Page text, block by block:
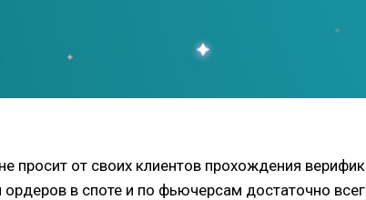
просит от своих клиентов прохождения
в споте и по фьючерсам достаточно